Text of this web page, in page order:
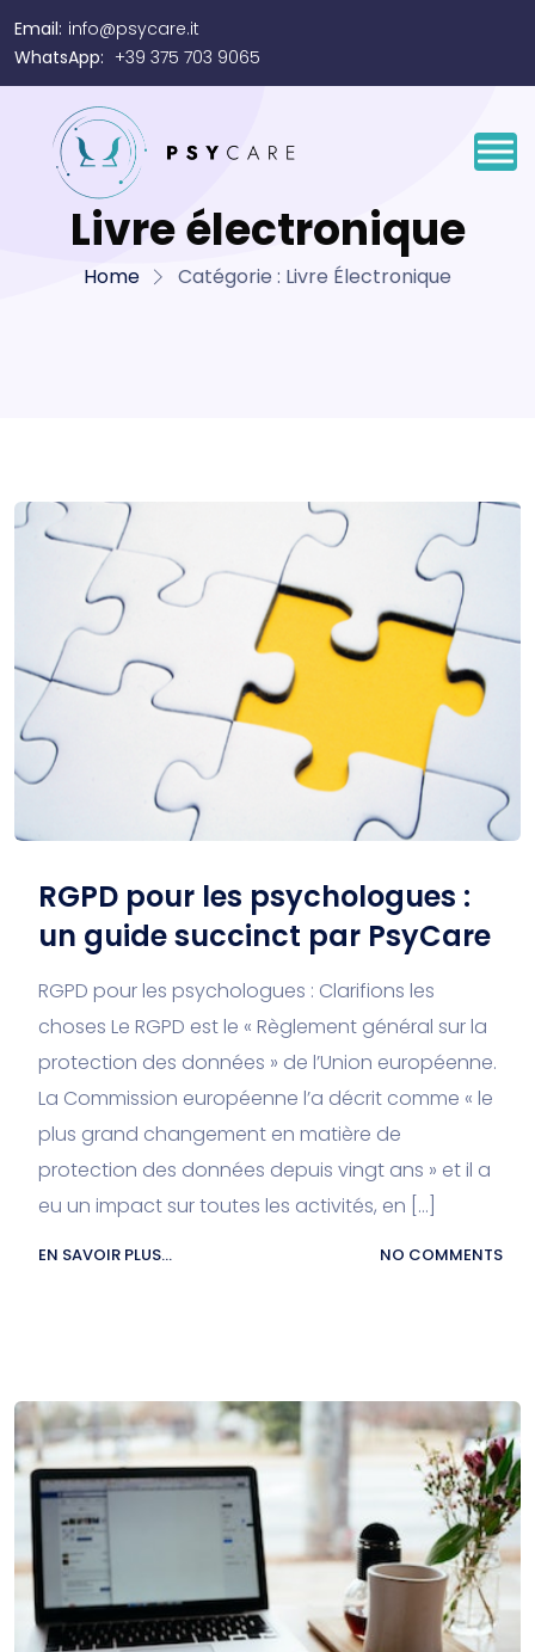
Email: info@psycare.it
WhatsApp: +39 375 703 9065
Livre électronique
Home Catégorie : Livre Électronique
RGPD pour les psychologues :
un guide succinct par PsyCare
RGPD pour les psychologues : Clarifions les
choses Le RGPD est le « Règlement général sur la
protection des données » de l’Union européenne.
La Commission européenne l’a décrit comme « le
plus grand changement en matière de
protection des données depuis vingt ans » et il a
eu un impact sur toutes les activités, en […]
EN SAVOIR PLUS... NO COMMENTS